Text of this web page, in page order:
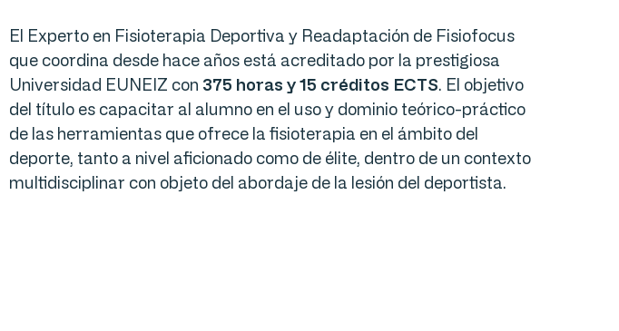
El Experto en Fisioterapia Deportiva y Readaptación de Fisiofocus
que coordina desde hace años está acreditado por la prestigiosa
Universidad EUNEIZ con 375 horas y 15 créditos ECTS. El objetivo
del título es capacitar al alumno en el uso y dominio teórico-práctico
de las herramientas que ofrece la fisioterapia en el ámbito del
deporte, tanto a nivel aficionado como de élite, dentro de un contexto
multidisciplinar con objeto del abordaje de la lesión del deportista.